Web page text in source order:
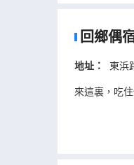
回鄉偶
地址：
東浜
來這裏，吃